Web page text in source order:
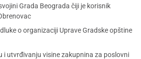
Grada Beograda čiji je korisnik
o organizaciji Uprave Gradske opštine
i utvrđivanju visine zakupnina za poslovni